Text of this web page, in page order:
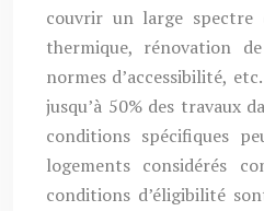
couvrir un large
thermique, rénovation
normes d’accessibilité,
jusqu’à 50% des travaux
conditions spécifiques
logements considérés
conditions d’éligibilité